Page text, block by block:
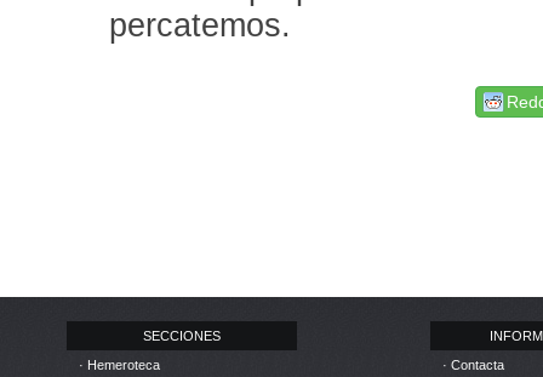
percatemos.
SECCIONES
· Hemeroteca
· Contacta